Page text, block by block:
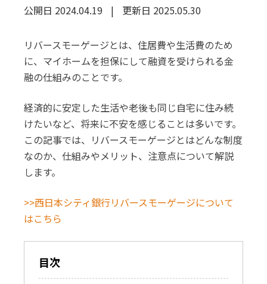
公開日 2024.04.19 | 更新日 2025.05.30
リバースモーゲージとは、住居費や生活費のため
に、マイホームを担保にして融資を受けられる金
融の仕組みのことです。
経済的に安定した生活や老後も同じ自宅に住み続
けたいなど、将来に不安を感じることは多いです。
この記事では、リバースモーゲージとはどんな制度
なのか、仕組みやメリット、注意点について解説
します。
>>西日本シティ銀行リバースモーゲージについて
はこちら
目次